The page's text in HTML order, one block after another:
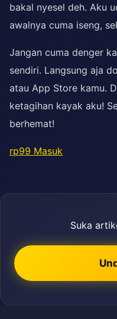
bakal nyesel deh. Aku
awalnya cuma iseng,
Jangan cuma denger
sendiri. Langsung aja
atau App Store kamu.
ketagihan kayak aku!
berhemat!
rp99 Masuk
Suka